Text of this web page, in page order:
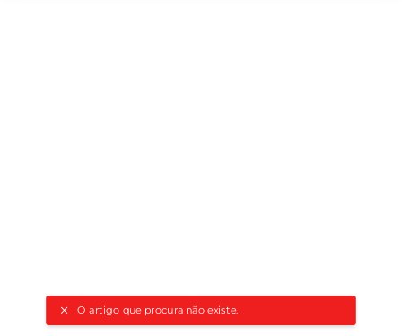
O artigo que procura não existe.